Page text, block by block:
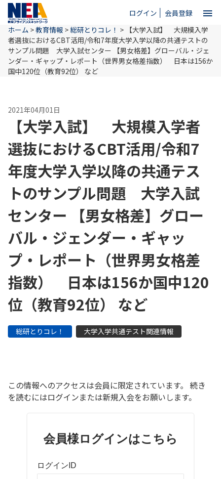
ログイン 会員登録 menu
close
ホーム
NEAとは
教育情報
お問い合わせ
ホーム >教育情報 >総研とりコレ！ > 【大学入試】 大規模入学
者選抜におけるCBT活用/令和7年度大学入学以降の共通テストの
サンプル問題 大学入試センター 【男女格差】グローバル・ジェ
ンダー・ギャップ・レポート（世界男女格差指数） 日本は156か
国中120位（教育92位） など
2021年04月01日
【大学入試】 大規模入学者
選抜におけるCBT活用/令和7
年度大学入学以降の共通テス
トのサンプル問題 大学入試
センター 【男女格差】グロー
バル・ジェンダー・ギャッ
プ・レポート（世界男女格差
指数） 日本は156か国中120
位（教育92位） など
総研とりコレ！ 大学入学共通テスト関連情報
この情報へのアクセスは会員に限定されています。 続き
を読むにはログインまたは新規入会をお願いします。
会員様ログインはこちら
ログインID